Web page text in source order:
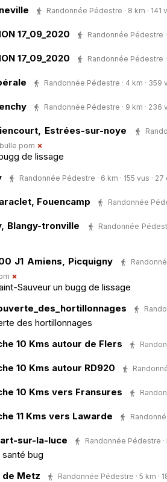
Randonnée Pédestre · 8 km · 141
17_09_2020 Randonnée Pédestre ·
17_09_2020 Randonnée Pédestre ·
Randonnée Pédestre · 4 km · 359
Randonnée Pédestre · 9 km · 236
Estrées-sur-noye
pom
de lissage
Randonnée Pédestre · 6 km · 155 vus · 27
Fouencamp Randonnée
Blangy-tronville Randonnée
J1 Amiens, Picquigny
Sauveur un bugg de lissage
des hortillonnages
10 Kms autour de Flers
10 Kms autour RD920
10 Kms vers Fransures
11 Kms vers Lawarde
sur-la-luce Randonnée Pédestre ·
bug
de Metz
Randonnée Pédestre · 5 km ·